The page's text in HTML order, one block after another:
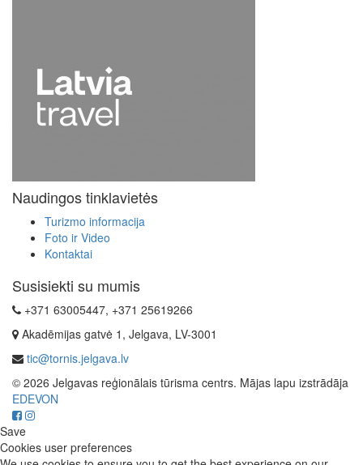
Naudingos tinklavietės
Turizmo informacija
Foto ir Video
Kontaktai
Susisiekti su mumis
+371 63005447, +371 25619266
Akadēmijas gatvė 1, Jelgava, LV-3001
tic@tornis.jelgava.lv
© 2026 Jelgavas reģionālais tūrisma centrs. Mājas lapu izstrādāja
EDEVON
Save
Cookies user preferences